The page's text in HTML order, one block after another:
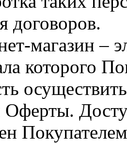
договоров.
магазин –
которого
Оферты.